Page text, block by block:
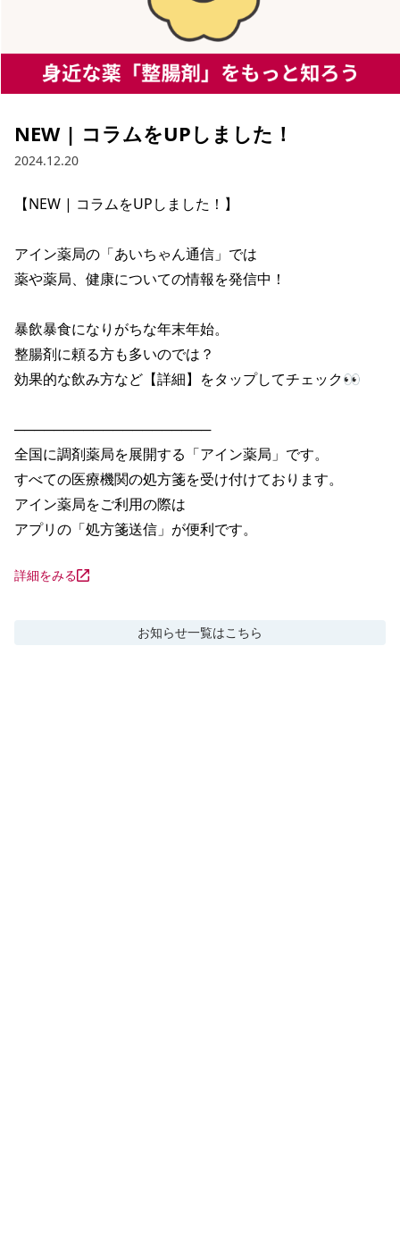
NEW | コラムをUPしました！
2024.12.20
【NEW | コラムをUPしました！】
アイン薬局の「あいちゃん通信」では
薬や薬局、健康についての情報を発信中！
暴飲暴食になりがちな年末年始。
整腸剤に頼る方も多いのでは？
効果的な飲み方など【詳細】をタップしてチェック👀
────────────────────
全国に調剤薬局を展開する「アイン薬局」です。
すべての医療機関の処方箋を受け付けております。
アイン薬局をご利用の際は
アプリの「処方箋送信」が便利です。
詳細をみる
お知らせ一覧はこちら